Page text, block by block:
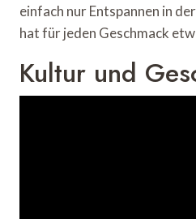
einfach nur Entspannen in
hat für jeden Geschmack
Kultur und